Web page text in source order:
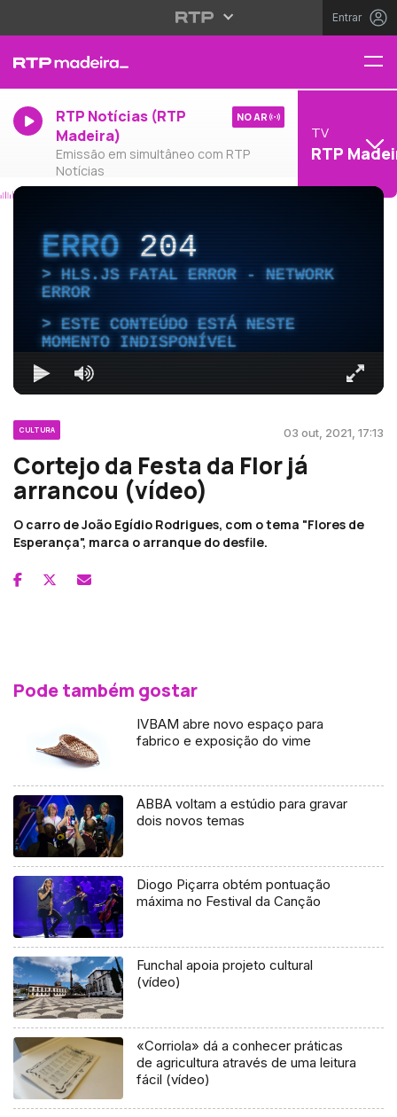
Entrar
RTP Notícias (RTP
Madeira)
Emissão em simultâneo com RTP
Notícias
NO AR
TV
RTP
ERRO204
HLS.JS FATAL ERROR - NETWORK
ERROR
ESTE CONTEÚDO ESTÁ NESTE
MOMENTO INDISPONÍVEL
CULTURA 03 out, 2021, 17:13
Cortejo da Festa da Flor já
arrancou (vídeo)
O carro de João Egídio Rodrigues, com o tema "Flores de
Esperança", marca o arranque do desfile.
Pode também gostar
IVBAM abre novo espaço para
fabrico e exposição do vime
ABBA voltam a estúdio para gravar
dois novos temas
Diogo Piçarra obtém pontuação
máxima no Festival da Canção
Funchal apoia projeto cultural
(vídeo)
«Corriola» dá a conhecer práticas
de agricultura através de uma leitura
fácil (vídeo)